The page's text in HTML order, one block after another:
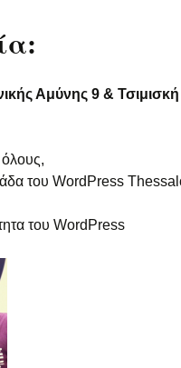
Αμύνης 9 &
του WordPress
του WordPress